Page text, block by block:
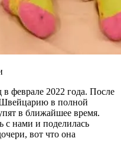
феврале 2022 года. После
Швейцарию в полной
в ближайшее время.
с нами и поделилась
вот что она